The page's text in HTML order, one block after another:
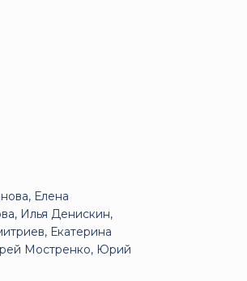
Елена
Илья Денискин,
Екатерина
Мостренко, Юрий